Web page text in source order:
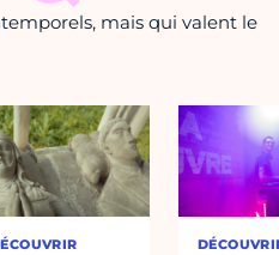
mais qui valent le